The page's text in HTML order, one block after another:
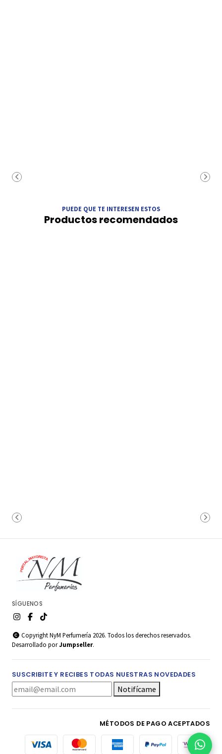
PUEDE QUE TE INTERESEN ESTOS
Productos recomendados
SÍGUENOS
Copyright NyM Perfumería 2026. Todos los derechos reservados.
Desarrollado porJumpseller.
SUSCRIBITE Y RECIBES TODAS NUESTRAS NOVEDADES
Notifícame
MÉTODOS DE PAGO ACEPTADOS